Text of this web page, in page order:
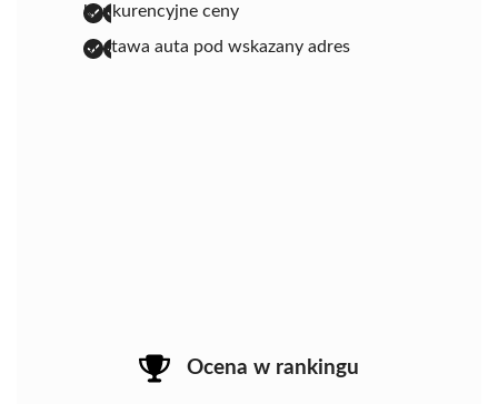
konkurencyjne ceny
dostawa auta pod wskazany adres
Ocena w rankingu